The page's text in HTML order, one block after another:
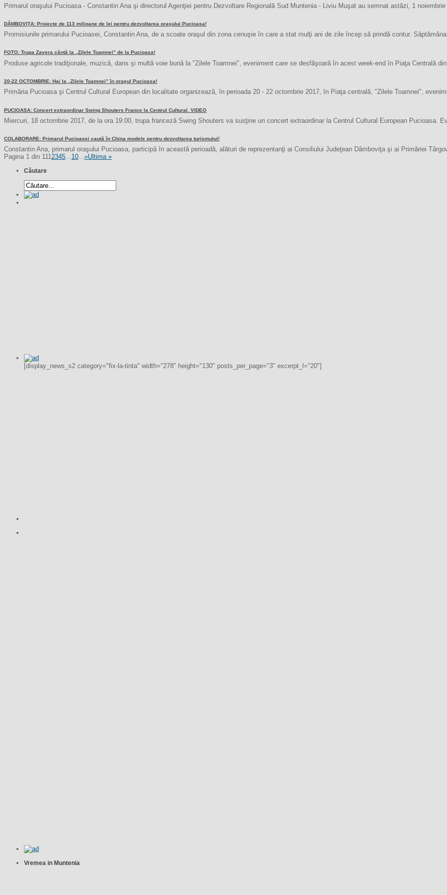
Primarul oraşului Pucioasa - Constantin Ana şi directorul Agenţiei pentru Dezvoltare Regională Sud Muntenia - Liviu Muşat au semnat astăzi, 1
DÂMBOVIŢA: Proiecte de 113 milioane de lei pentru dezvoltarea oraşului Pucioasa!
Promisiunile primarului Pucioasei, Constantin Ana, de a scoate oraşul din zona cenuşie în care a stat mulţi ani de zile încep să prindă contur.
FOTO: Trupa Zavera cântă la „Zilele Toamnei” de la Pucioasa!
Produse agricole tradiţionale, muzică, dans şi multă voie bună la "Zilele Toamnei", eveniment care se desfăşoară în acest week-end în Piaţa Centrală
20-22 OCTOMBRIE: Hai la „Zilele Toamnei” în oraşul Pucioasa!
Primăria Pucioasa şi Centrul Cultural European din localitate organizează, în perioada 20 - 22 octombrie 2017, în Piaţa centrală, "Zilele Toamnei",
PUCIOASA: Concert extraordinar Swing Shouters France la Centrul Cultural. VIDEO
Miercuri, 18 octombrie 2017, de la ora 19:00, trupa franceză Swing Shouters va susţine un concert extraordinar la Centrul Cultural European Pucioasa.
COLABORARE: Primarul Pucioasei caută în China modele pentru dezvoltarea turismului!
Constantin Ana, primarul oraşului Pucioasa, participă în această perioadă, alături de reprezentanţi ai Consiliului Judeţean Dâmboviţa şi ai Primăriei
Pagina 1 din 1112345...10...»Ultima »
Căutare
[display_news_s2 category="fix-la-tinta" width="278" height="130" posts_per_page="3" excerpt_l="20"]
Vremea in Muntenia